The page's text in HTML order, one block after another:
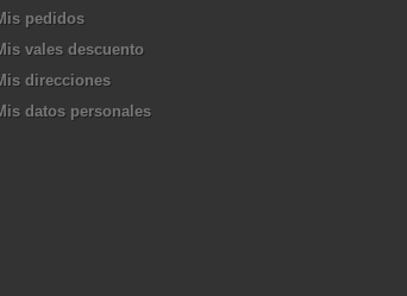
pedidos
vales descuento
direcciones
datos personales